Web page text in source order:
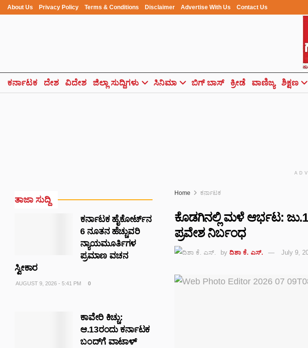
About Us Privacy Policy Terms & Conditions Disclaimer Advertise With Us Contact Us
ಕರ್ನಾಟಕ ದೇಶ ವಿದೇಶ ಜಿಲ್ಲಾ ಸುದ್ದಿಗಳು ಸಿನಿಮಾ ಬಿಗ್ ಬಾಸ್ ಕ್ರೀಡೆ ವಾಣಿಜ್ಯ ಶಿಕ್ಷಣ
Home ಕರ್ನಾಟಕ
ಕೊಡಗಿನಲ್ಲಿ ಮಳೆ ಆರ್ಭಟ:
ಪ್ರವೇಶ ನಿರ್ಬಂಧ
by ದಿಶಾ ಕೆ. ಎಸ್. July 9,
ತಾಜಾ ಸುದ್ದಿ
ಕರ್ನಾಟಕ ಹೈಕೋರ್ಟ್‌ನ
6 ನೂತನ ಹೆಚ್ಚುವರಿ
ನ್ಯಾಯಮೂರ್ತಿಗಳ
ಪ್ರಮಾಣ ವಚನ
ಸ್ವೀಕಾರ
AUGUST 9, 2026 - 5:41 PM 0
ಕಾವೇರಿ ಕಿಚ್ಚು:
ಆ.13ರಂದು ಕರ್ನಾಟಕ
ಬಂದ್‌ಗೆ ವಾಟಾಳ್